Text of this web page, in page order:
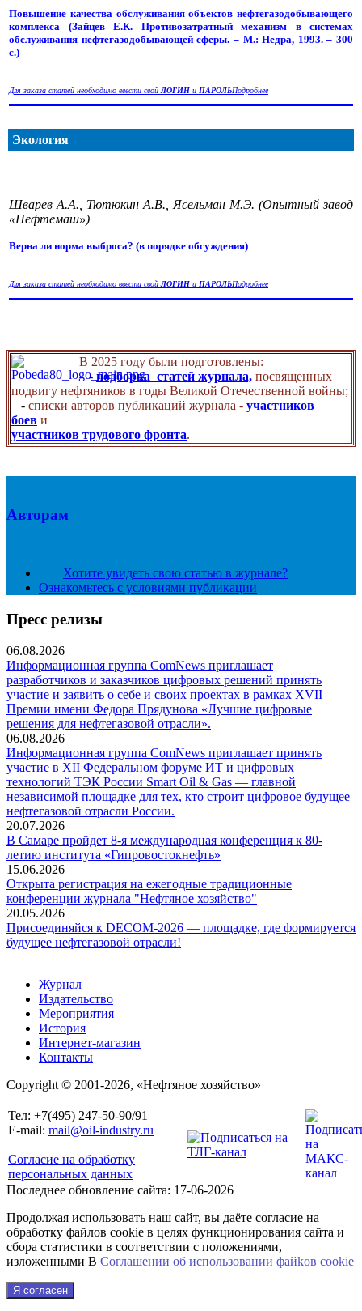
Повышение качества обслуживания объектов нефтегазодобывающего
комплекса (Зайцев Е.К. Противозатратный механизм в системах
обслуживания нефтегазодобывающей сферы. – М.: Недра, 1993. – 300
с.)
Для заказа статей необходимо ввести свойЛОГИН и ПАРОЛЬПодробнее
Экология
Шварев А.А., Тютюкин А.В., Ясельман М.Э. (Опытный завод
«Нефтемаш»)
Верна ли норма выброса? (в порядке обсуждения)
Для заказа статей необходимо ввести свойЛОГИН и ПАРОЛЬПодробнее
В 2025 году были подготовлены:
- подборка статей журнала, посвященных
подвигу нефтяников в годы Великой Отечественной войны;
- списки авторов публикаций журнала - участников
боев и
участников трудового фронта.
Авторам
Хотите увидеть свою статью в журнале?
Ознакомьтесь с условиями публикации
Пресс релизы
06.08.2026
Информационная группа ComNews приглашает
разработчиков и заказчиков цифровых решений принять
участие и заявить о себе и своих проектах в рамках XVII
Премии имени Федора Прядунова «Лучшие цифровые
решения для нефтегазовой отрасли».
06.08.2026
Информационная группа ComNews приглашает принять
участие в XII Федеральном форуме ИТ и цифровых
технологий ТЭК России Smart Oil & Gas — главной
независимой площадке для тех, кто строит цифровое будущее
нефтегазовой отрасли России.
20.07.2026
В Самаре пройдет 8-я международная конференция к 80-
летию института «Гипровостокнефть»
15.06.2026
Открыта регистрация на ежегодные традиционные
конференции журнала "Нефтяное хозяйство"
20.05.2026
Присоединяйся к DECOM-2026 — площадке, где формируется
будущее нефтегазовой отрасли!
Журнал
Издательство
Мероприятия
История
Интернет-магазин
Контакты
Copyright © 2001-2026, «Нефтяное хозяйство»
Тел: +7(495) 247-50-90/91
E-mail: mail@oil-industry.ru
Согласие на обработку
персональных данных
Последнее обновление сайта: 17-06-2026
Продолжая использовать наш сайт, вы даёте согласие на
обработку файлов cookie в целях функционирования сайта и
сбора статистики в соответствии с положениями,
изложенными В Соглашении об использовании файkов cookie
Я согласен